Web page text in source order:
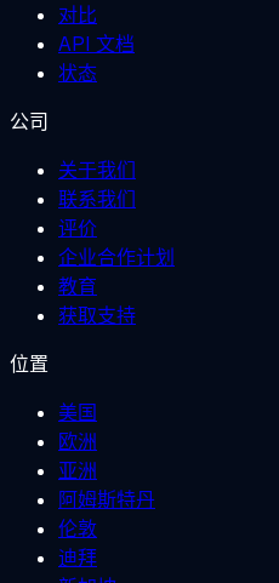
对比
API 文档
状态
公司
关于我们
联系我们
评价
企业合作计划
教育
获取支持
位置
美国
欧洲
亚洲
阿姆斯特丹
伦敦
迪拜